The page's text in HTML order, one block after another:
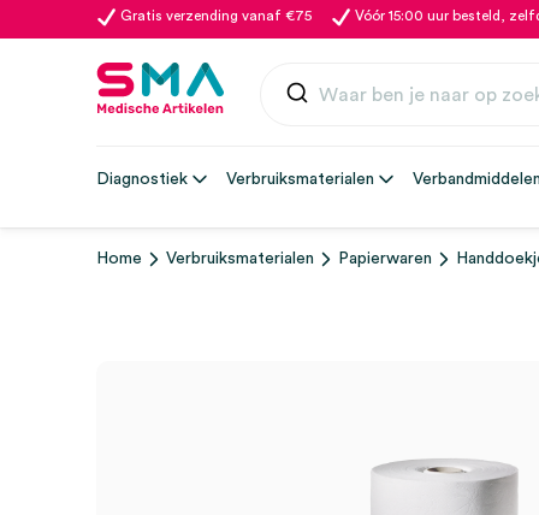
Gratis verzending vanaf €75 Vóór 15:00 uur besteld,
Diagnostiek Verbruiksmaterialen Verbandmiddelen
Home Verbruiksmaterialen Papierwaren